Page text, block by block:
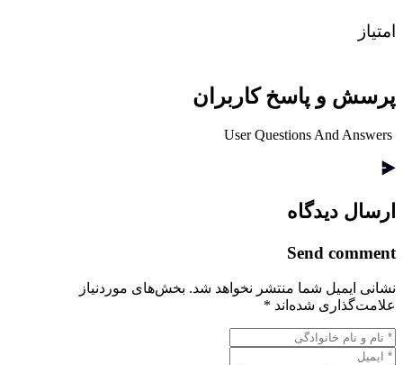
امتیاز
پرسش و پاسخ کاربران
ارسال دیدگاه
Send comment
نشانی ایمیل شما منتشر نخواهد شد. بخش‌های موردنیاز
علامت‌گذاری شده‌اند *